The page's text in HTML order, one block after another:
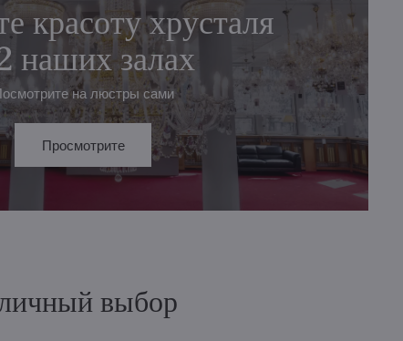
красоту хрусталя
наших залах
на люстры сами
Просмотрите
выбор